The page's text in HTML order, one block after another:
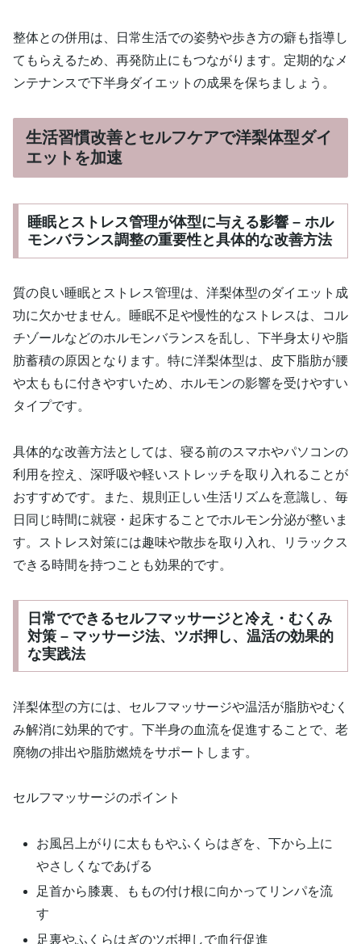
整体との併用は、日常生活での姿勢や歩き方の癖も指導し
てもらえるため、再発防止にもつながります。定期的なメ
ンテナンスで下半身ダイエットの成果を保ちましょう。
生活習慣改善とセルフケアで洋梨体型ダイ
エットを加速
睡眠とストレス管理が体型に与える影響 – ホル
モンバランス調整の重要性と具体的な改善方法
質の良い睡眠とストレス管理は、洋梨体型のダイエット成
功に欠かせません。睡眠不足や慢性的なストレスは、コル
チゾールなどのホルモンバランスを乱し、下半身太りや脂
肪蓄積の原因となります。特に洋梨体型は、皮下脂肪が腰
や太ももに付きやすいため、ホルモンの影響を受けやすい
タイプです。
具体的な改善方法としては、寝る前のスマホやパソコンの
利用を控え、深呼吸や軽いストレッチを取り入れることが
おすすめです。また、規則正しい生活リズムを意識し、毎
日同じ時間に就寝・起床することでホルモン分泌が整いま
す。ストレス対策には趣味や散歩を取り入れ、リラックス
できる時間を持つことも効果的です。
日常でできるセルフマッサージと冷え・むくみ
対策 – マッサージ法、ツボ押し、温活の効果的
な実践法
洋梨体型の方には、セルフマッサージや温活が脂肪やむく
み解消に効果的です。下半身の血流を促進することで、老
廃物の排出や脂肪燃焼をサポートします。
セルフマッサージのポイント
お風呂上がりに太ももやふくらはぎを、下から上に
やさしくなであげる
足首から膝裏、ももの付け根に向かってリンパを流
す
足裏やふくらはぎのツボ押しで血行促進